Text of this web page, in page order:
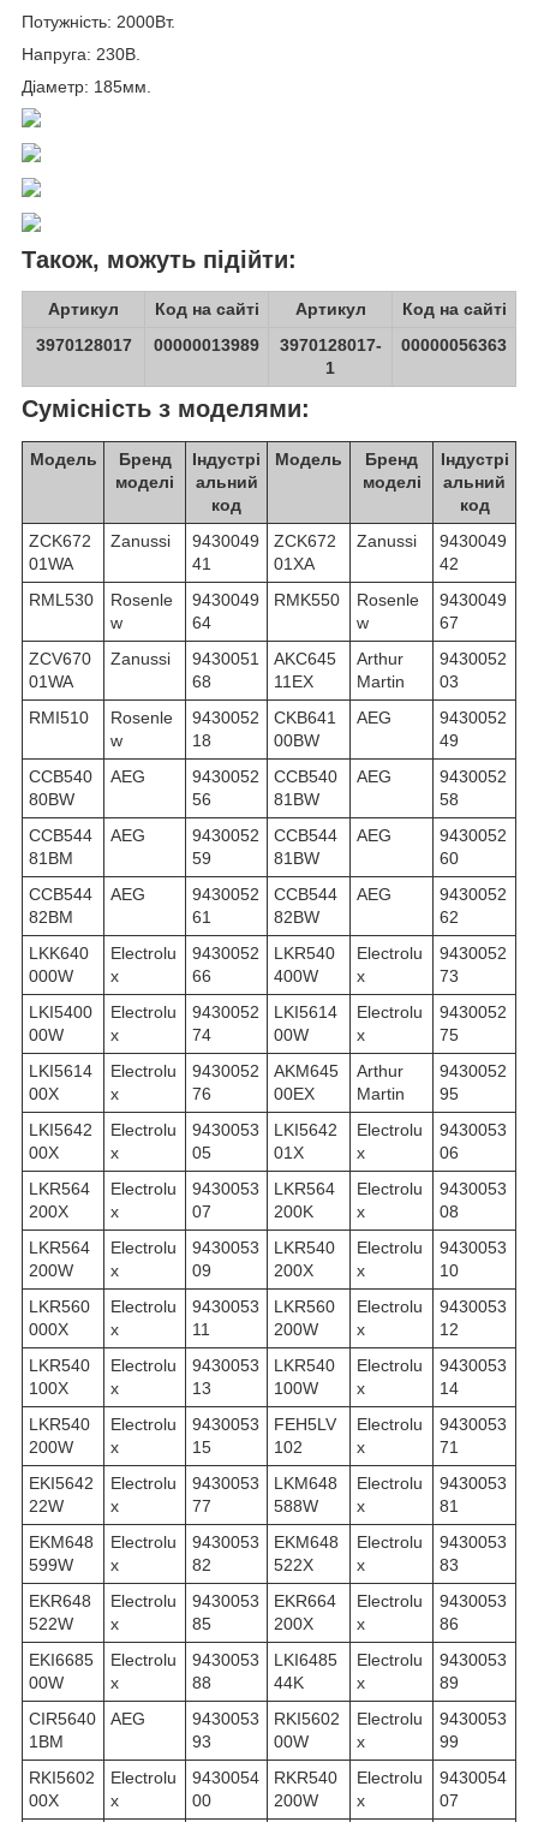
Потужність: 2000Вт.
Напруга: 230В.
Діаметр: 185мм.
Також, можуть підійти:
Артикул Код на сайті Артикул
Код на сайті
3970128017
00000013989
3970128017-
1
00000056363
Сумісність з моделями:
Модель
Бренд
моделі
Індустрі
альний
код
Модель
Бренд
моделі
Індустрі
альний
код
ZCK672
01WA
Zanussi
9430049
41
ZCK672
01XA
Zanussi
9430049
42
RML530
Rosenle
w
9430049
64
RMK550
Rosenle
w
9430049
67
ZCV670
01WA
Zanussi
9430051
68
AKC645
11EX
Arthur
Martin
9430052
03
RMI510
Rosenle
w
9430052
18
CKB641
00BW
AEG
9430052
49
CCB540
80BW
AEG
9430052
56
CCB540
81BW
AEG
9430052
58
CCB544
81BM
AEG
9430052
59
CCB544
81BW
AEG
9430052
60
CCB544
82BM
AEG
9430052
61
CCB544
82BW
AEG
9430052
62
LKK640
000W
Electrolu
x
9430052
66
LKR540
400W
Electrolu
x
9430052
73
LKI5400
00W
Electrolu
x
9430052
74
LKI5614
00W
Electrolu
x
9430052
75
LKI5614
00X
Electrolu
x
9430052
76
AKM645
00EX
Arthur
Martin
9430052
95
LKI5642
00X
Electrolu
x
9430053
05
LKI5642
01X
Electrolu
x
9430053
06
LKR564
200X
Electrolu
x
9430053
07
LKR564
200K
Electrolu
x
9430053
08
LKR564
200W
Electrolu
x
9430053
09
LKR540
200X
Electrolu
x
9430053
10
LKR560
000X
Electrolu
x
9430053
11
LKR560
200W
Electrolu
x
9430053
12
LKR540
100X
Electrolu
x
9430053
13
LKR540
100W
Electrolu
x
9430053
14
LKR540
200W
Electrolu
x
9430053
15
FEH5LV
102
Electrolu
x
9430053
71
EKI5642
22W
Electrolu
x
9430053
77
LKM648
588W
Electrolu
x
9430053
81
EKM648
599W
Electrolu
x
9430053
82
EKM648
522X
Electrolu
x
9430053
83
EKR648
522W
Electrolu
x
9430053
85
EKR664
200X
Electrolu
x
9430053
86
EKI6685
00W
Electrolu
x
9430053
88
LKI6485
44K
Electrolu
x
9430053
89
CIR5640
1BM
AEG
9430053
93
RKI5602
00W
Electrolu
x
9430053
99
RKI5602
00X
Electrolu
x
9430054
00
RKR540
200W
Electrolu
x
9430054
07